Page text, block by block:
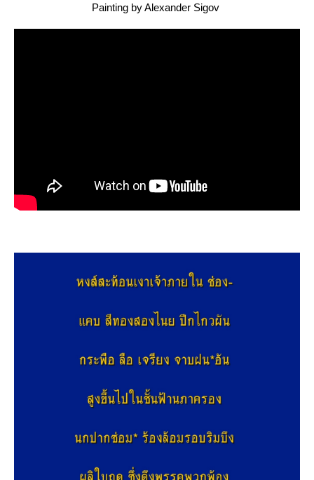
Painting by Alexander Sigov